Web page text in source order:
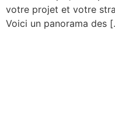
votre projet et votre
Voici un panorama des